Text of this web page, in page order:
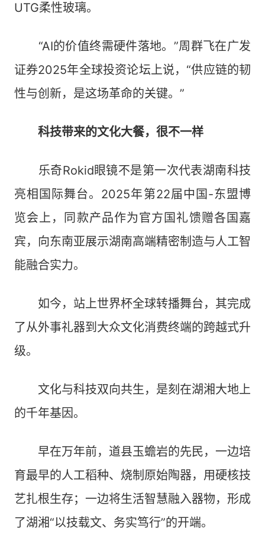
UTG柔性玻璃。
“AI的价值终需硬件落地。”周群飞在广发
证券2025年全球投资论坛上说，“供应链的韧
性与创新，是这场革命的关键。”
科技带来的文化大餐，很不一样
乐奇Rokid眼镜不是第一次代表湖南科技
亮相国际舞台。2025年第22届中国-东盟博
览会上，同款产品作为官方国礼馈赠各国嘉
宾，向东南亚展示湖南高端精密制造与人工智
能融合实力。
如今，站上世界杯全球转播舞台，其完成
了从外事礼器到大众文化消费终端的跨越式升
级。
文化与科技双向共生，是刻在湖湘大地上
的千年基因。
早在万年前，道县玉蟾岩的先民，一边培
育最早的人工稻种、烧制原始陶器，用硬核技
艺扎根生存；一边将生活智慧融入器物，形成
了湖湘“以技载文、务实笃行”的开端。